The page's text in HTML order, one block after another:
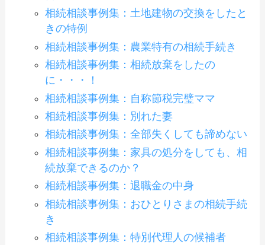
相続相談事例集：土地建物の交換をしたと
きの特例
相続相談事例集：農業特有の相続手続き
相続相談事例集：相続放棄をしたの
に・・・！
相続相談事例集：自称節税完璧ママ
相続相談事例集：別れた妻
相続相談事例集：全部失くしても諦めない
相続相談事例集：家具の処分をしても、相
続放棄できるのか？
相続相談事例集：退職金の中身
相続相談事例集：おひとりさまの相続手続
き
相続相談事例集：特別代理人の候補者